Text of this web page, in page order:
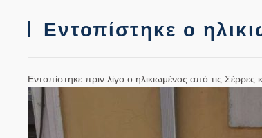
Εντοπίστηκε ο
Εντοπίστηκε πριν λίγο ο ηλικιωμένος από τις Σέρρες